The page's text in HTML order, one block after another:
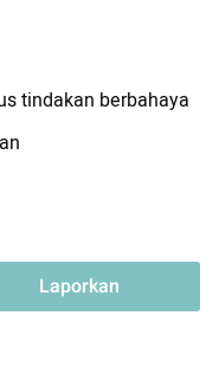
tindakan berbahaya
Laporkan